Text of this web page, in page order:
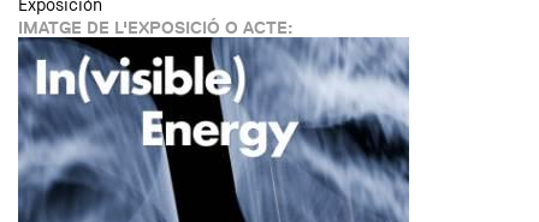
Exposición
IMATGE DE L'EXPOSICIÓ O ACTE: